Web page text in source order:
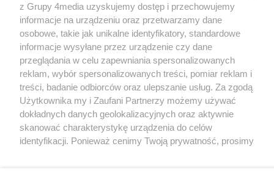
Prywatność Reklama Redakcja Praca Kielce
Szukaj
Facebook.com
Youtube.com
z Grupy 4media uzyskujemy dostęp i przechowujemy
informacje na urządzeniu oraz przetwarzamy dane
osobowe, takie jak unikalne identyfikatory, standardowe
informacje wysyłane przez urządzenie czy dane
przeglądania w celu zapewniania spersonalizowanych
reklam, wybór spersonalizowanych treści, pomiar reklam i
treści, badanie odbiorców oraz ulepszanie usług. Za zgodą
Użytkownika my i Zaufani Partnerzy możemy używać
dokładnych danych geolokalizacyjnych oraz aktywnie
skanować charakterystykę urządzenia do celów
identyfikacji. Ponieważ cenimy Twoją prywatność, prosimy